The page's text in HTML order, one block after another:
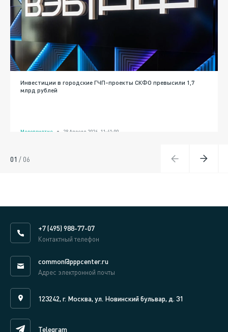
Инвестиции в городские ГЧП-проекты СКФО превысили 1,7
млрд рублей
Мероприятие 28 Апреля 2026, 11:41:00
01 / 06
+7 (495) 988-77-07
Контактный телефон
common@pppcenter.ru
Адрес электронной почты
123242, г. Москва, ул. Новинский бульвар, д. 31
Telegram